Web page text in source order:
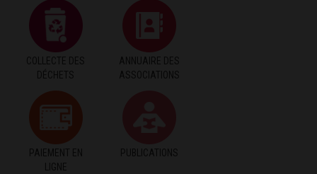
COLLECTE DES
DÉCHETS
ANNUAIRE DES
ASSOCIATIONS
PAIEMENT EN
LIGNE
PUBLICATIONS